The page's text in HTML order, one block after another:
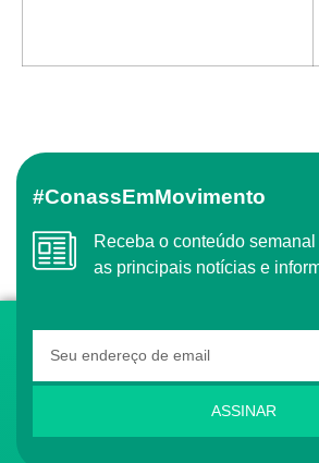
#ConassEmMovimento
Receba o conteúdo semanal do Conass com
as principais notícias e
ASSINAR